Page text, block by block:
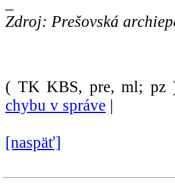
Zdroj: Prešovská
( TK KBS, pre, ml; pz
chybu v správe |
[naspäť]